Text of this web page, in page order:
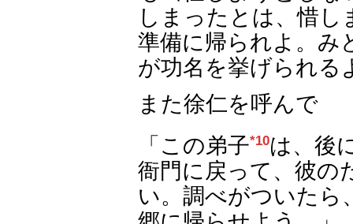
しまったとは、惜
準備に帰られよ。み
が功名を挙げられる
また徐仁を呼んで
「この弟子*10は、後
衙門に戻って、彼の
い。調べがついたら